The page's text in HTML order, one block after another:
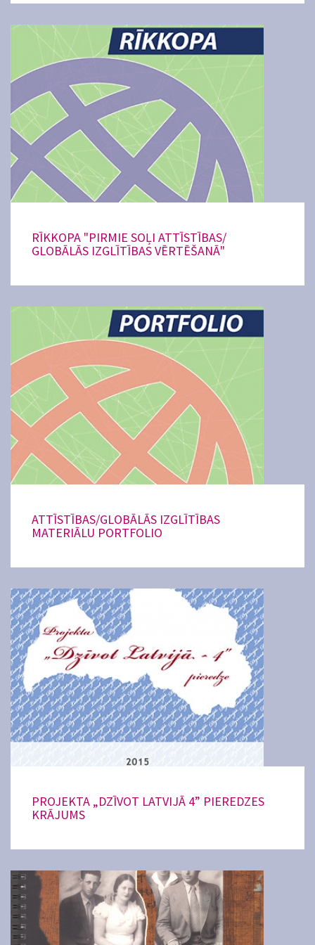
RĪKKOPA "PIRMIE SOĻI ATTĪSTĪBAS/
GLOBĀLĀS IZGLĪTĪBAS VĒRTĒŠANĀ"
ATTĪSTĪBAS/GLOBĀLĀS IZGLĪTĪBAS
MATERIĀLU PORTFOLIO
PROJEKTA „DZĪVOT LATVIJĀ 4” PIEREDZES
KRĀJUMS